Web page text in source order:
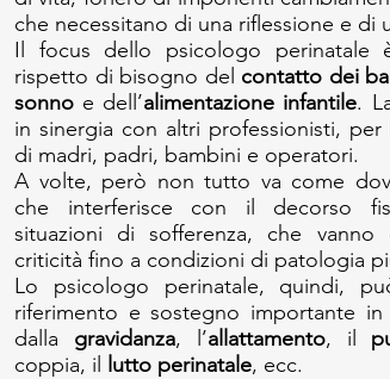
che necessitano di una riflessione e di
Il focus dello psicologo perinatale
rispetto di bisogno del contatto dei
sonno e dell’alimentazione infantile.
in sinergia con altri professionisti,
di madri, padri, bambini e operatori.
A volte, però non tutto va come
che interferisce con il decorso
situazioni di sofferenza, che
criticità fino a condizioni di patologia
Lo psicologo perinatale, quindi,
riferimento e sostegno importante
dalla gravidanza, l’allattamento, il
coppia, il
lutto perinatale, ecc.